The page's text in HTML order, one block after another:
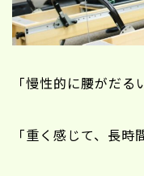
「慢性的に腰がだる
「重く感じて、長時